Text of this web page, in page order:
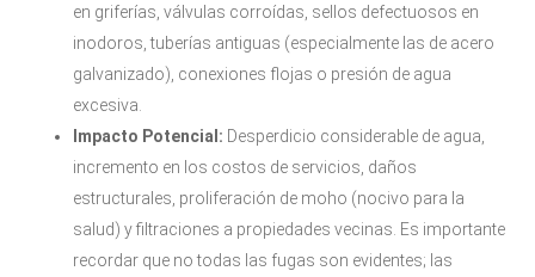
en griferías, válvulas corroídas, sellos defectuosos en
inodoros, tuberías antiguas (especialmente las de acero
galvanizado), conexiones flojas o presión de agua
excesiva.
Impacto Potencial: Desperdicio considerable de agua,
incremento en los costos de servicios, daños
estructurales, proliferación de moho (nocivo para la
salud) y filtraciones a propiedades vecinas. Es importante
recordar que no todas las fugas son evidentes; las